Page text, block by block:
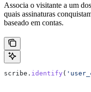
Associa o visitante a um
quais assinaturas
baseado em contas.
scribe . identify (